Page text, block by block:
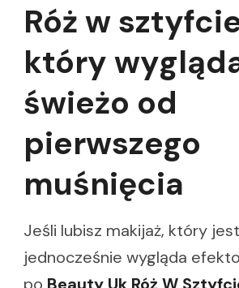
Róż w
który
świeżo od
pierwszego
muśnięcia
Jeśli lubisz makijaż, który
jednocześnie wygląda